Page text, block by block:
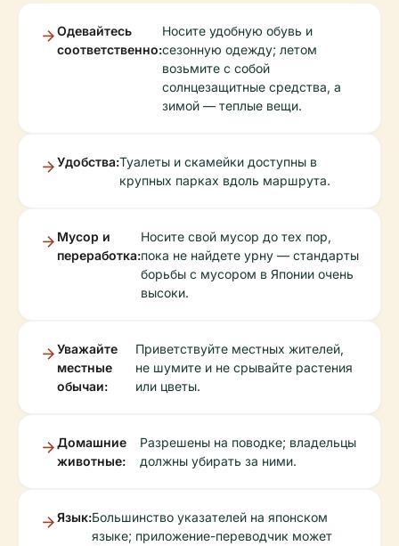
Одевайтесь
соответственно:
Носите удобную обувь и
сезонную одежду; летом
возьмите с собой
солнцезащитные средства, а
зимой — теплые вещи.
Удобства:Туалеты и скамейки доступны в
крупных парках вдоль маршрута.
Мусор и
переработка:
Носите свой мусор до тех пор,
пока не найдете урну — стандарты
борьбы с мусором в Японии очень
высоки.
Уважайте
местные
обычаи:
Приветствуйте местных жителей,
не шумите и не срывайте растения
или цветы.
Домашние
животные:
Разрешены на поводке; владельцы
должны убирать за ними.
Язык:Большинство указателей на японском
языке; приложение-переводчик может